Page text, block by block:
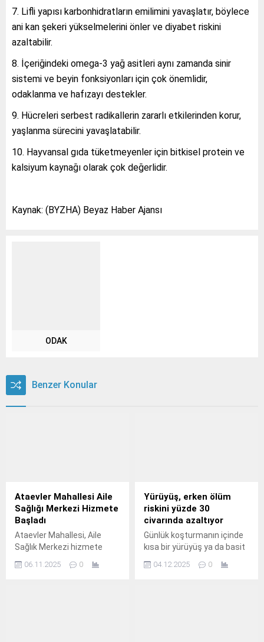
Lifli yapısı karbonhidratların emilimini yavaşlatır, böylece
ani kan şekeri yükselmelerini önler ve diyabet riskini
azaltabilir.
İçeriğindeki omega-3 yağ asitleri aynı zamanda sinir
sistemi ve beyin fonksiyonları için çok önemlidir,
odaklanma ve hafızayı destekler.
Hücreleri serbest radikallerin zararlı etkilerinden korur,
yaşlanma sürecini yavaşlatabilir.
Hayvansal gıda tüketmeyenler için bitkisel protein ve
kalsiyum kaynağı olarak çok değerlidir.
Kaynak: (BYZHA) Beyaz Haber Ajansı
ODAK
Benzer Konular
Ataevler Mahallesi Aile
Sağlığı Merkezi Hizmete
Başladı
Ataevler Mahallesi, Aile
Sağlık Merkezi hizmete
06.11.2025 0
Yürüyüş, erken ölüm
riskini yüzde 30
civarında azaltıyor
Günlük koşturmanın içinde
kısa bir yürüyüş ya da basit
kendimizi daha zinde
04.12.2025 0